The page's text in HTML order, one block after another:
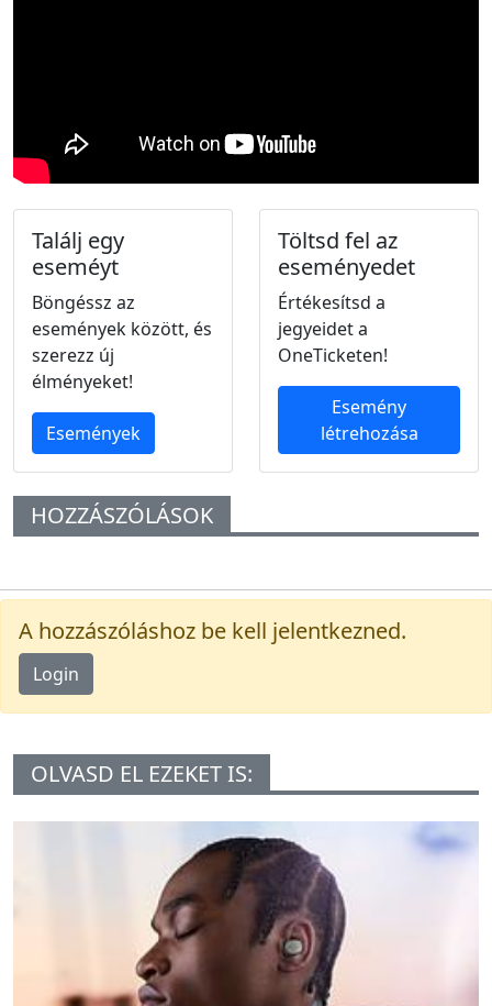
Találj egy
eseméyt
Böngéssz az
események között, és
szerezz új
élményeket!
Események
Töltsd fel az
eseményedet
Értékesítsd a
jegyeidet a
OneTicketen!
Esemény
létrehozása
HOZZÁSZÓLÁSOK
A hozzászóláshoz be kell jelentkezned.
Login
OLVASD EL EZEKET IS: